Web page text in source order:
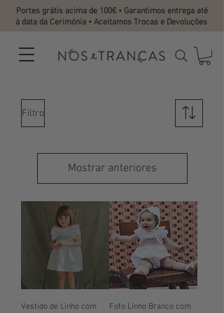
Portes grátis acima de 100€ • Garantimos entrega até
à data da Cerimónia • Aceitamos Trocas e Devoluções
Filtro
Mostrar anteriores
Vestido de Linho com
Fofo Linho Branco com